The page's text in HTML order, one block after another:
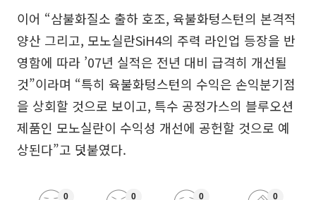
이어 “삼불화질소 출하 호조, 육불화텅스턴의 본격적
양산 그리고, 모노실란SiH4의 주력 라인업 등장을 반
영함에 따라 ’07년 실적은 전년 대비 급격히 개선될
것”이라며 “특히 육불화텅스턴의 수익은 손익분기점
을 상회할 것으로 보이고, 특수 공정가스의 블루오션
제품인 모노실란이 수익성 개선에 공헌할 것으로 예
상된다”고 덧붙였다.
0 0 0 0